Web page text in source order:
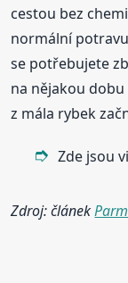
cestou bez
normální
se potřebujete
na nějakou
z mála rybek
Zde jsou
Zdroj: článek